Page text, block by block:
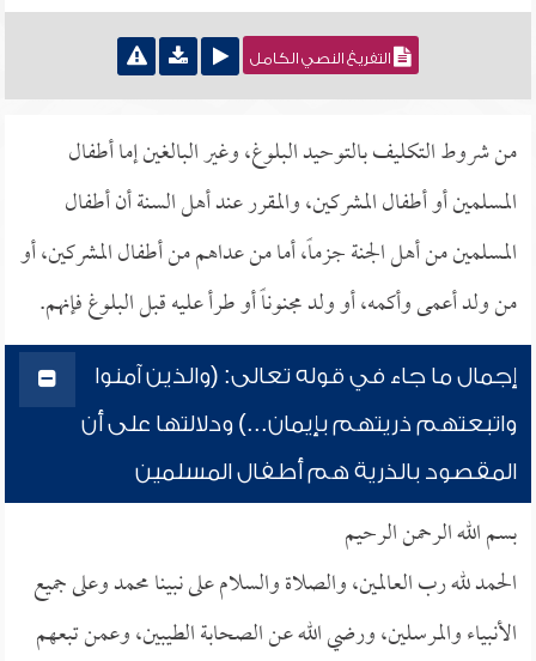
التفريغ النصي الكامل
من شروط التكليف بالتوحيد البلوغ، وغير البالغين إما أطفال
المسلمين أو أطفال المشركين، والمقرر عند أهل السنة أن أطفال
المسلمين من أهل الجنة جزماً، أما من عداهم من أطفال المشركين، أو
من ولد أعمى وأكمه، أو ولد مجنوناً أو طرأ عليه قبل البلوغ فإنهم.
إجمال ما جاء في قوله تعالى: (والذين آمنوا
واتبعتهم ذريتهم بإيمان...) ودلالتها على أن
المقصود بالذرية هم أطفال المسلمين
بسم الله الرحمن الرحيم
الحمد لله رب العالمين، والصلاة والسلام على نبينا محمد وعلى جميع
الأنبياء والمرسلين، ورضي الله عن الصحابة الطيبين، وعمن تبعهم